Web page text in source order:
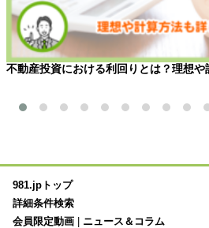
不動産投資における利回りとは？理想
981.jpトップ
詳細条件検索
会員限定動画
ニュース＆コラム